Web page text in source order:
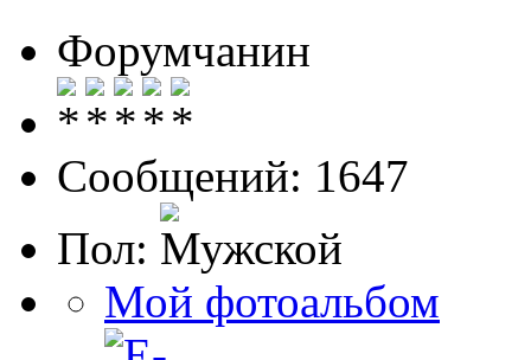
Форумчанин
Сообщений: 1647
Пол:
Мой фотоальбом